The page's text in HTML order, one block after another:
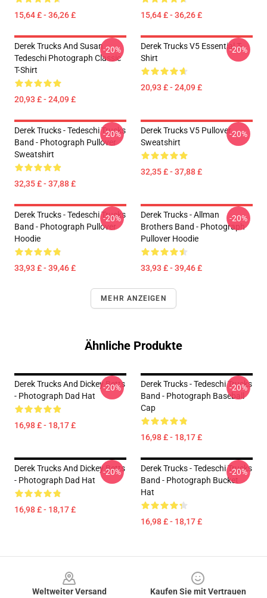
15,64 £ - 36,26 £ 15,64 £ - 36,26 £
Derek Trucks And Susan
Tedeschi Photograph Classic
T-Shirt
20,93 £ - 24,09 £
-20%
Derek Trucks V5 Essential T-
Shirt
20,93 £ - 24,09 £
-20%
Derek Trucks - Tedeschi Trucks
Band - Photograph Pullover
Sweatshirt
32,35 £ - 37,88 £
-20%
Derek Trucks V5 Pullover
Sweatshirt
32,35 £ - 37,88 £
-20%
Derek Trucks - Tedeschi Trucks
Band - Photograph Pullover
Hoodie
33,93 £ - 39,46 £
-20%
Derek Trucks - Allman
Brothers Band - Photograph
Pullover Hoodie
33,93 £ - 39,46 £
-20%
MEHR ANZEIGEN
Ähnliche Produkte
Derek Trucks And Dickey Betts
- Photograph Dad Hat
16,98 £ - 18,17 £
-20%
Derek Trucks - Tedeschi Trucks
Band - Photograph Baseball
Cap
16,98 £ - 18,17 £
-20%
Derek Trucks And Dickey Betts
- Photograph Dad Hat
16,98 £ - 18,17 £
-20%
Derek Trucks - Tedeschi Trucks
Band - Photograph Bucket
Hat
16,98 £ - 18,17 £
-20%
Weltweiter Versand
Kaufen Sie mit Vertrauen